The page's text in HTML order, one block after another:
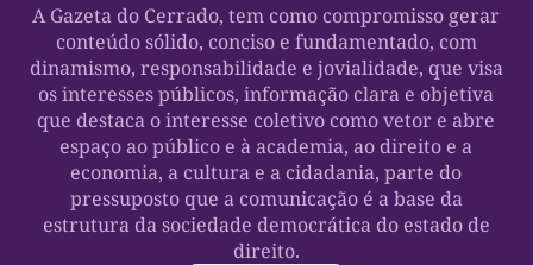
A Gazeta do Cerrado, tem como compromisso gerar
conteúdo sólido, conciso e fundamentado, com
dinamismo, responsabilidade e jovialidade, que visa
os interesses públicos, informação clara e objetiva
que destaca o interesse coletivo como vetor e abre
espaço ao público e à academia, ao direito e a
economia, a cultura e a cidadania, parte do
pressuposto que a comunicação é a base da
estrutura da sociedade democrática do estado de
direito.